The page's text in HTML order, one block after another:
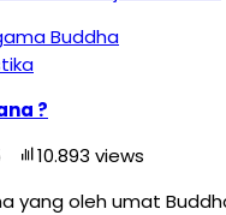
Buddha
?
10.893 views
yang oleh umat